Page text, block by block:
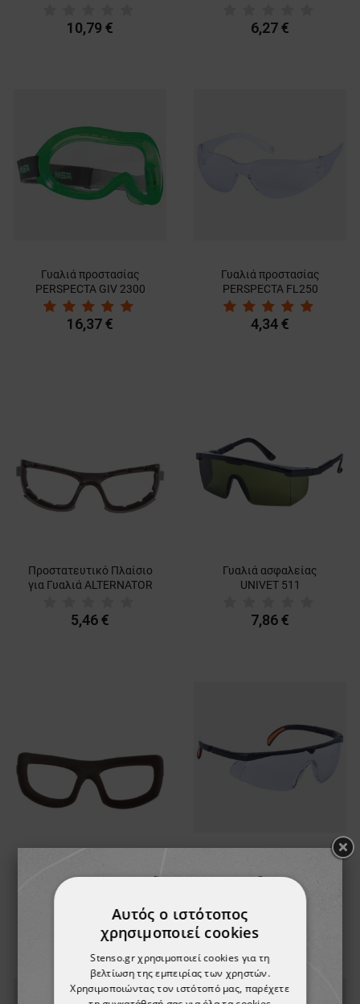
10,79 € 6,27 €
Γυαλιά προστασίας
PERSPECTA GIV 2300
16,37 €
Γυαλιά προστασίας
PERSPECTA FL250
4,34 €
Προστατευτικό Πλαίσιο
για Γυαλιά ALTERNATOR
5,46 €
Γυαλιά ασφαλείας
UNIVET 511
7,86 €
για ALTERNATOR
BLENNY CLEAR
Αυτός ο ιστότοπος
χρησιμοποιεί cookies
Stenso.gr χρησιμοποιεί cookies για τη
βελτίωση της εμπειρίας των χρηστών.
Χρησιμοποιώντας τον ιστότοπό μας, παρέχετε